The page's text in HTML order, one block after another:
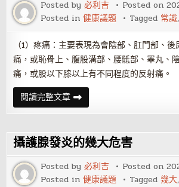
致
陽
早
洩
呢
Posted by必利吉 Posted on
Posted in健康議題 Tagged 常識
（1）疼痛：主要表現為會陰部、肛門部、
痛，或恥骨上、腹股溝部、腰骶部、睪丸、
痛，或股以下膝以上有不同程度的反射痛。
閱讀完整文章慢
性
攝
腺
發
炎
需
掌
握
的
攝護腺發炎的幾大危害
Posted by必利吉 Posted on
Posted in健康議題 Tagged幾大